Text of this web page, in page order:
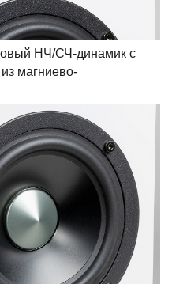
НЧ/СЧ-динамик с
магниево-